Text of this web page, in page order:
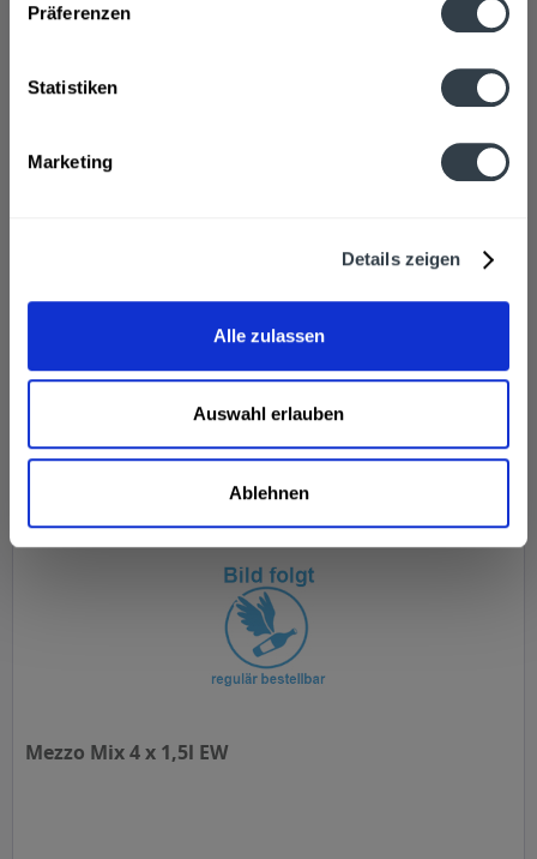
Präferenzen
Statistiken
Marketing
Details zeigen
Alle zulassen
Auswahl erlauben
Ablehnen
"Koffeinhaltiges Erfrischungsgetränk mit einem
sich alles besser an. Cola küsst Orange  ein Gefühl des
perfekten Mix. Ein Mix, um alles aufregender und
EINWEG
+3,00 € Pfand
In den Warenkorb
Mezzo Mix 4 x 1,5l EW